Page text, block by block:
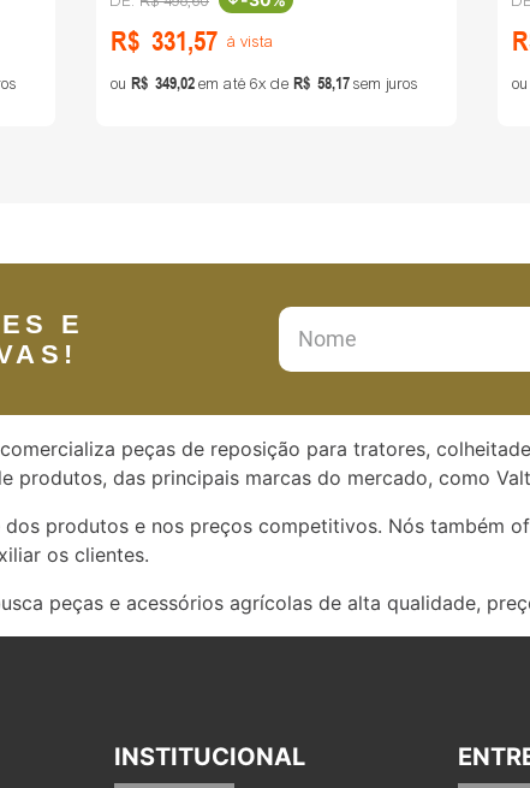
R$ 331,57 à vista
ou R$ 349,02em até 6 de R$ 58,17sem juros ou
E
peças de reposição para tratores,
produtos, das principais marcas do mercado, como
produtos e nos preços competitivos. Nós também
os clientes.
peças e acessórios agrícolas de alta qualidade,
INSTITUCIONAL